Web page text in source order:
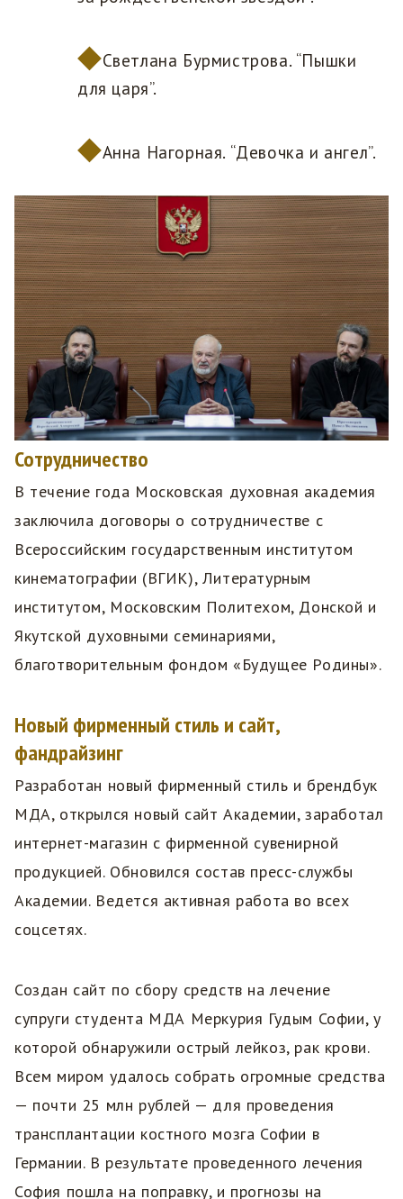
Светлана Бурмистрова. “Пышки
для царя”.
Анна Нагорная. “Девочка и ангел”.
Сотрудничество
В течение года Московская духовная академия
заключила договоры о сотрудничестве с
Всероссийским государственным институтом
кинематографии (ВГИК), Литературным
институтом, Московским Политехом, Донской и
Якутской духовными семинариями,
благотворительным фондом «Будущее Родины».
Новый фирменный стиль и сайт,
фандрайзинг
Разработан новый фирменный стиль и брендбук
МДА, открылся новый сайт Академии, заработал
интернет-магазин с фирменной сувенирной
продукцией. Обновился состав пресс-службы
Академии. Ведется активная работа во всех
соцсетях.
Создан сайт по сбору средств на лечение
супруги студента МДА Меркурия Гудым Софии, у
которой обнаружили острый лейкоз, рак крови.
Всем миром удалось собрать огромные средства
— почти 25 млн рублей — для проведения
трансплантации костного мозга Софии в
Германии. В результате проведенного лечения
София пошла на поправку, и прогнозы на